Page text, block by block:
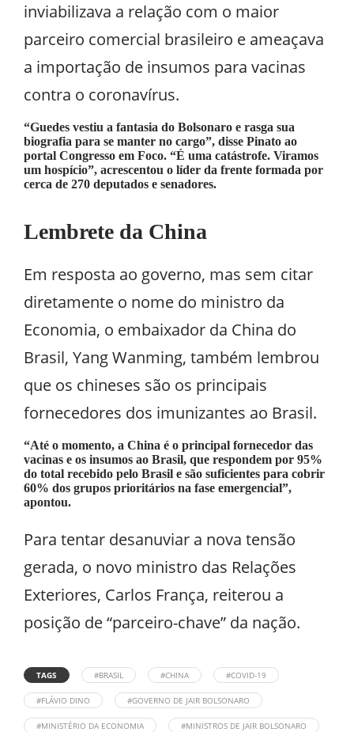
inviabilizava a relação com o maior
parceiro comercial brasileiro e ameaçava
a importação de insumos para vacinas
contra o coronavírus.
“Guedes vestiu a fantasia do Bolsonaro e rasga sua
biografia para se manter no cargo”, disse Pinato ao
portal Congresso em Foco. “É uma catástrofe. Viramos
um hospício”, acrescentou o líder da frente formada por
cerca de 270 deputados e senadores.
Lembrete da China
Em resposta ao governo, mas sem citar
diretamente o nome do ministro da
Economia, o embaixador da China do
Brasil, Yang Wanming, também lembrou
que os chineses são os principais
fornecedores dos imunizantes ao Brasil.
“Até o momento, a China é o principal fornecedor das
vacinas e os insumos ao Brasil, que respondem por 95%
do total recebido pelo Brasil e são suficientes para cobrir
60% dos grupos prioritários na fase emergencial”,
apontou.
Para tentar desanuviar a nova tensão
gerada, o novo ministro das Relações
Exteriores, Carlos França, reiterou a
posição de “parceiro-chave” da nação.
TAGS #BRASIL #CHINA #COVID-19
#FLÁVIO DINO #GOVERNO DE JAIR BOLSONARO
#MINISTÉRIO DA ECONOMIA #MINISTROS DE JAIR BOLSONARO